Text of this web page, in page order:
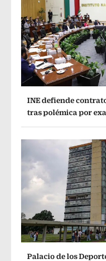
INE defiende
tras polémica por
Palacio de los